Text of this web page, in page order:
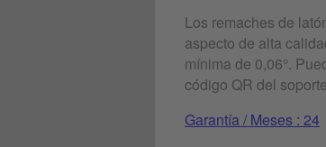
Los remaches de
aspecto de alta
mínima de 0,06°.
código QR del
Garantía / Meses : 24